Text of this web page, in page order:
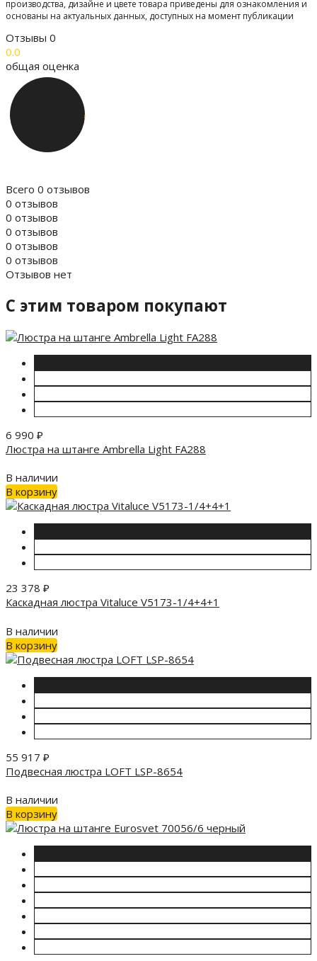
производства, дизайне и цвете товара приведены для ознакомления и
основаны на актуальных данных, доступных на момент публикации
Отзывы 0
0.0
общая оценка
Всего 0 отзывов
0 отзывов
0 отзывов
0 отзывов
0 отзывов
0 отзывов
Отзывов нет
C этим товаром покупают
6 990 ₽
Люстра на штанге Ambrella Light FA288
В наличии
В корзину
23 378 ₽
Каскадная люстра Vitaluce V5173-1/4+4+1
В наличии
В корзину
55 917 ₽
Подвесная люстра LOFT LSP-8654
В наличии
В корзину